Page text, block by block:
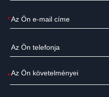
*
*